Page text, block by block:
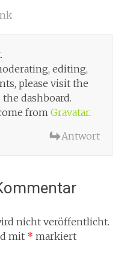
editing,
please visit the
dashboard.
fromGravatar.
Antwort
nicht veröffentlicht.
mit * markiert